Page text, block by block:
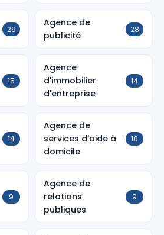
29
Agence de
publicité
28
15
Agence
d'immobilier
d'entreprise
14
14
Agence de
services d'aide à
domicile
10
9
Agence de
relations
publiques
9